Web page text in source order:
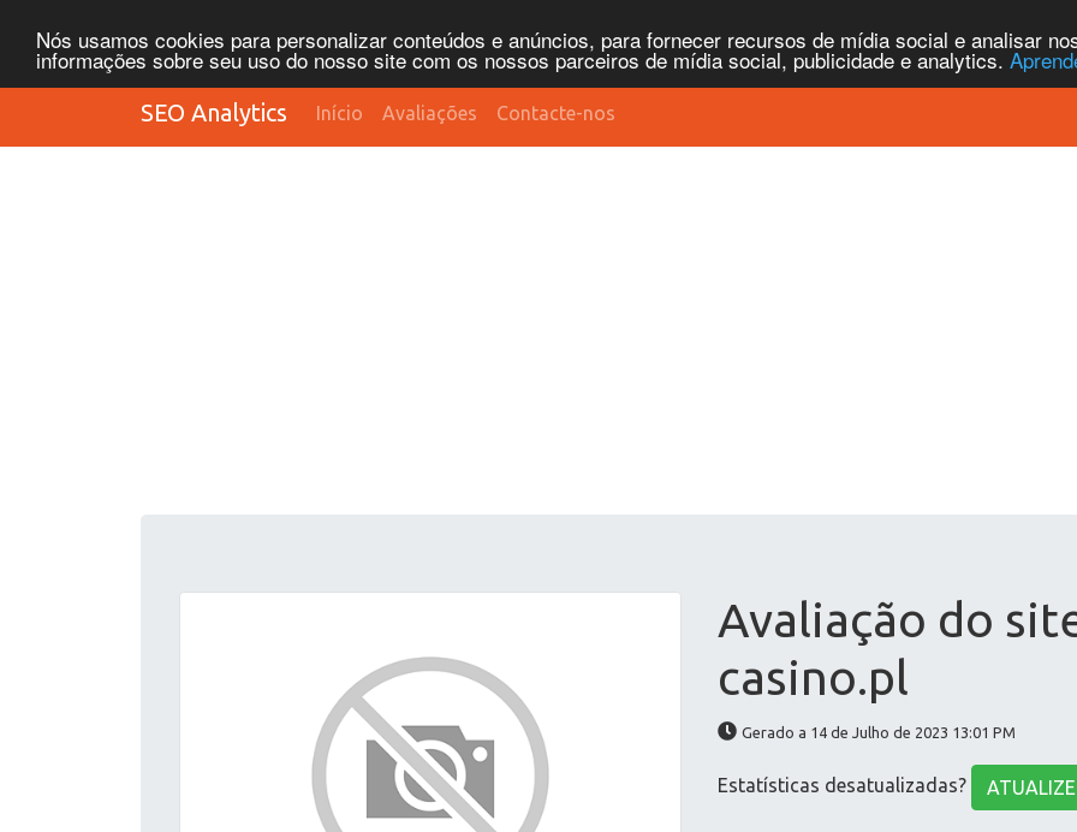
Nós usamos cookies para personalizar conteúdos e anúncios, para fornecer recursos de mídia social e analisar
informações sobre seu uso do nosso site com os nossos parceiros de mídia social, publicidade e analytics.
SEO Analytics Início Avaliações Contacte-nos
Avaliação do
casino.pl
Gerado a 14 de Julho de 2023 13:01 PM
Estatísticas desatualizadas? ATUALIZE